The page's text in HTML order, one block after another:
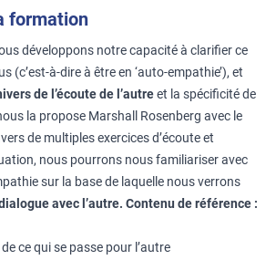
formation
développons notre capacité à clarifier ce
(c’est-à-dire à être en ‘auto-empathie’), et
de l’écoute de l’autreet la spécificité de
la propose Marshall Rosenberg avec le
de multiples exercices d’écoute et
nous pourrons nous familiariser avec
sur la base de laquelle nous verrons
avec l’autre. Contenu de référence :
ce qui se passe pour l’autre